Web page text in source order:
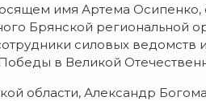
имя Артема Осипенко,
Брянской региональной
силовых ведомств
в Великой
области, Александр